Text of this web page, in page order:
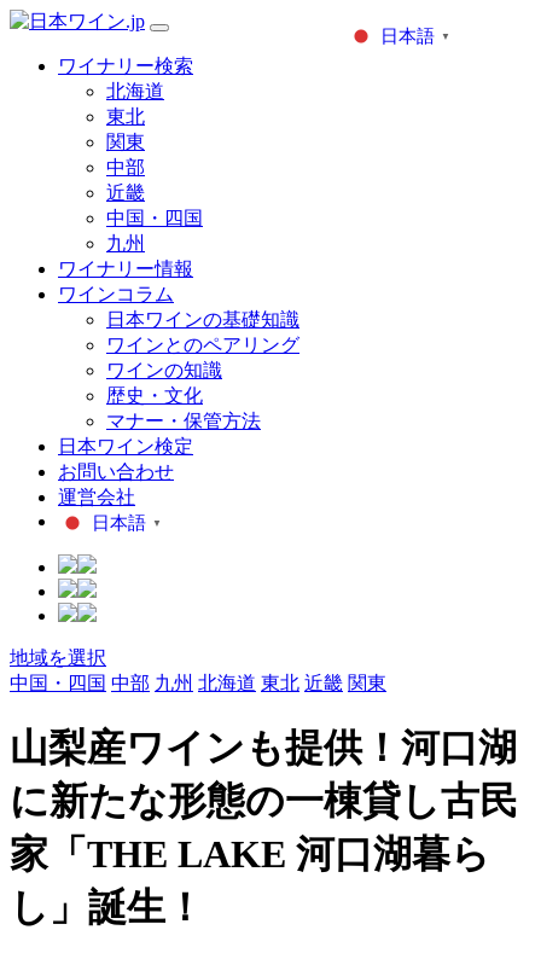
ワイナリー検索
北海道
東北
関東
中部
近畿
中国・四国
九州
ワイナリー情報
ワインコラム
日本ワインの基礎知識
ワインとのペアリング
ワインの知識
歴史・文化
マナー・保管方法
日本ワイン検定
お問い合わせ
運営会社
日本語 ▼
地域を選択
中国・四国 中部 九州 北海道 東北 近畿 関東
山梨産ワインも提供！河口湖
に新たな形態の一棟貸し古民
家「THE LAKE 河口湖暮ら
し」誕生！
日本語 ▼